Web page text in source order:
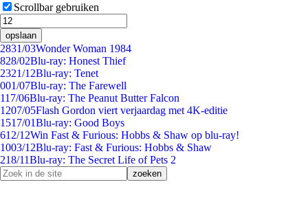
Scrollbar gebruiken
opslaan
2831/03Wonder Woman 1984
828/02Blu-ray: Honest Thief
2321/12Blu-ray: Tenet
001/07Blu-ray: The Farewell
117/06Blu-ray: The Peanut Butter Falcon
1207/05Flash Gordon viert verjaardag met 4K-editie
1517/01Blu-ray: Good Boys
612/12Win Fast & Furious: Hobbs & Shaw op blu-ray!
1003/12Blu-ray: Fast & Furious: Hobbs & Shaw
218/11Blu-ray: The Secret Life of Pets 2